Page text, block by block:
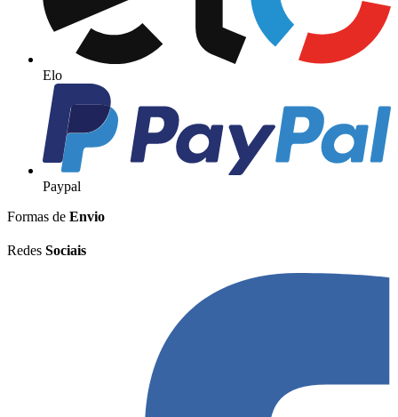
Elo
Paypal
Formas de Envio
Redes Sociais